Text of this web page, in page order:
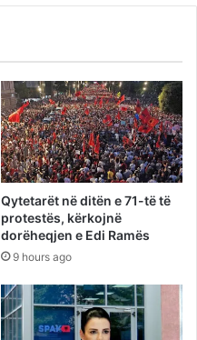
Qytetarët në ditën e 71-të të
protestës, kërkojnë
dorëheqjen e Edi Ramës
9 hours ago